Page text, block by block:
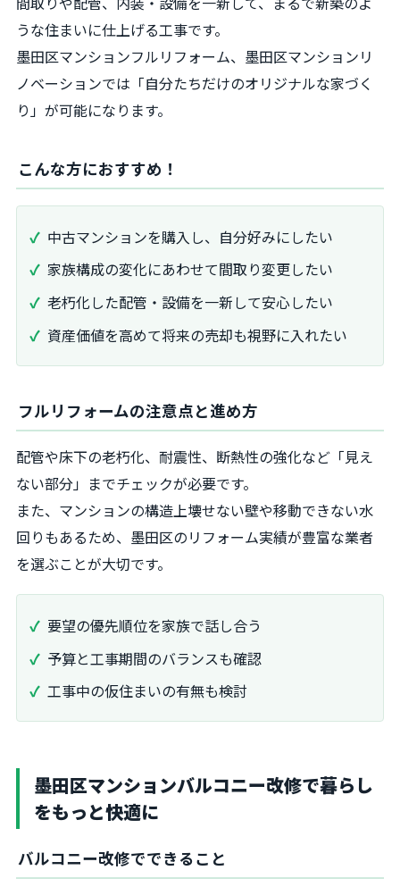
うな住まいに仕上げる工事です。
墨田区マンションフルリフォーム、墨田区マンションリ
ノベーションでは「自分たちだけのオリジナルな家づく
り」が可能になります。
こんな方におすすめ！
中古マンションを購入し、自分好みにしたい
家族構成の変化にあわせて間取り変更したい
老朽化した配管・設備を一新して安心したい
資産価値を高めて将来の売却も視野に入れたい
フルリフォームの注意点と進め方
配管や床下の老朽化、耐震性、断熱性の強化など「見え
ない部分」までチェックが必要です。
また、マンションの構造上壊せない壁や移動できない水
回りもあるため、墨田区のリフォーム実績が豊富な業者
を選ぶことが大切です。
要望の優先順位を家族で話し合う
予算と工事期間のバランスも確認
工事中の仮住まいの有無も検討
墨田区マンションバルコニー改修で暮らし
をもっと快適に
バルコニー改修でできること